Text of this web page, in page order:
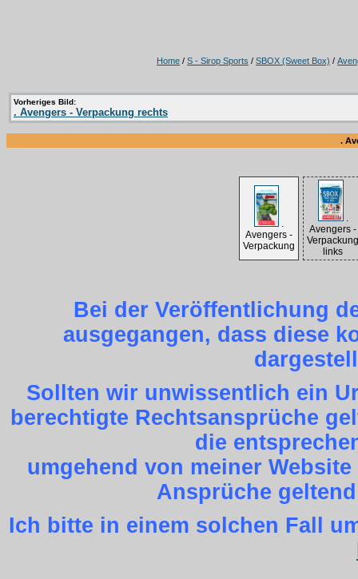
Home / S - Sirop Sports / SBOX (Sweet Box) /
Vorheriges Bild:
. Avengers - Verpackung rechts
.
.
Avengers -
Verpackung
.
Avengers -
Verpackung
links
Bei der Veröffentlichung
ausgegangen, dass diese
Sollten wir unwissentlich ein
berechtigte Rechtsansprüche
die
umgehend von meiner
Ansprüche
Ich bitte in einem solchen Fall